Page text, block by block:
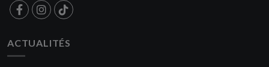
ACTUALITÉS